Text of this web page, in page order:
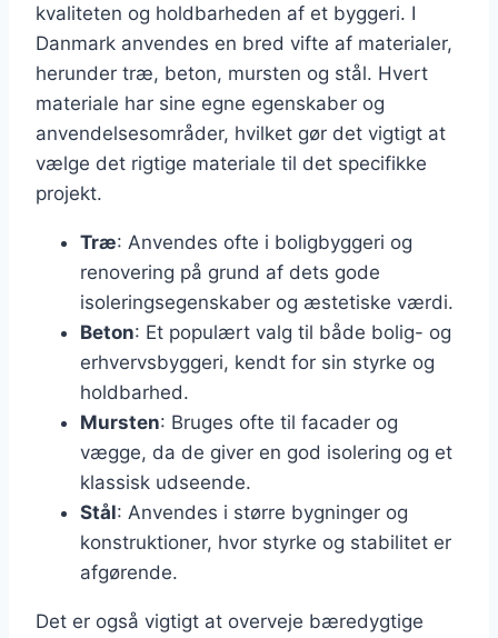
kvaliteten og holdbarheden af et byggeri. I
Danmark anvendes en bred vifte af materialer,
herunder træ, beton, mursten og stål. Hvert
materiale har sine egne egenskaber og
anvendelsesområder, hvilket gør det vigtigt at
vælge det rigtige materiale til det specifikke
projekt.
Træ: Anvendes ofte i boligbyggeri og
renovering på grund af dets gode
isoleringsegenskaber og æstetiske værdi.
Beton: Et populært valg til både bolig- og
erhvervsbyggeri, kendt for sin styrke og
holdbarhed.
Mursten: Bruges ofte til facader og
vægge, da de giver en god isolering og et
klassisk udseende.
Stål: Anvendes i større bygninger og
konstruktioner, hvor styrke og stabilitet er
afgørende.
Det er også vigtigt at overveje bæredygtige